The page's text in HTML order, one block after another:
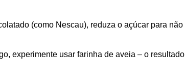
(como Nescau), reduza o açúcar para não
experimente usar farinha de aveia – o resultado